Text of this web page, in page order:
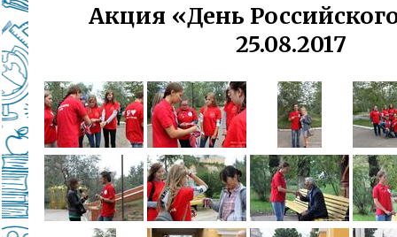
Акция «День
25.08.2017